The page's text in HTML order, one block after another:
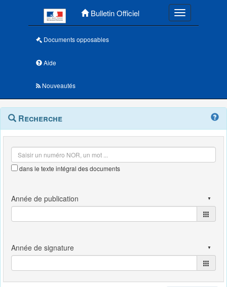
Bulletin Officiel Toggle
Documents opposables
Aide
Nouveautés
Navigation
outils
Menu
contextuel
Recherche
dans le texte intégral des documents